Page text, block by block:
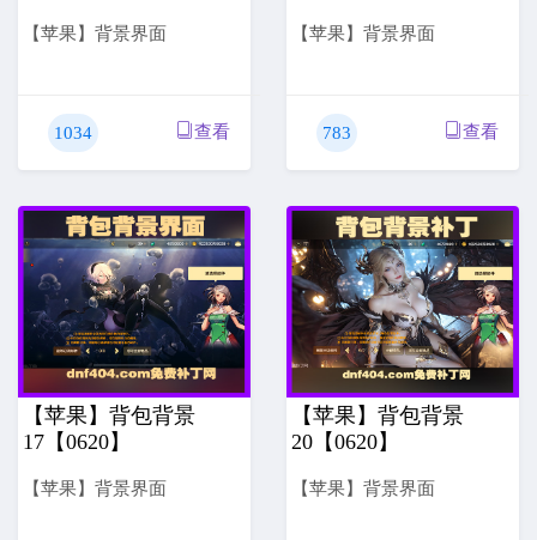
【苹果】背景界面
1034 查看
【苹果】背景界面
783 查看
【苹果】背包背景
17【0620】
【苹果】背景界面
【苹果】背包背景
20【0620】
【苹果】背景界面